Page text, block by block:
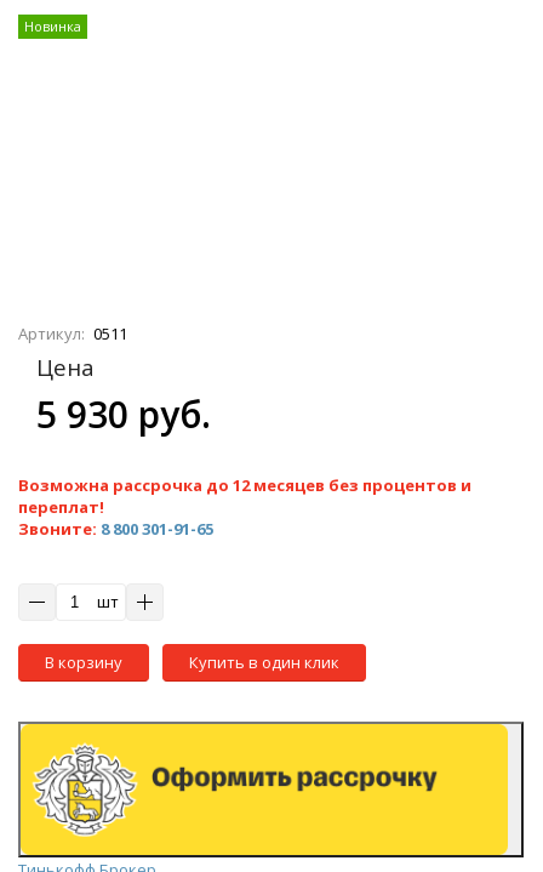
Новинка
Артикул: 0511
Цена
5 930 руб.
Возможна рассрочка до 12 месяцев без процентов и
переплат!
Звоните: 8 800 301-91-65
шт
В корзину Купить в один клик